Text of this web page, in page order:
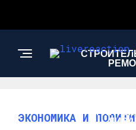
ЭКОНОМИКА И